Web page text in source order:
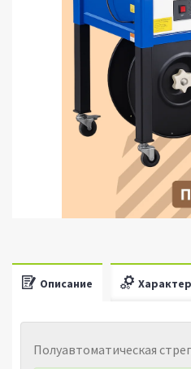
Описание
Полуавтоматическая